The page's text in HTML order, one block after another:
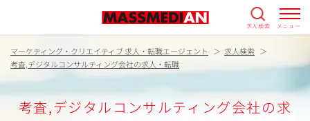
求人検索 メニュー
マーケティング・クリエイティブ 求人・転職エージェント
求人検索
考査,デジタルコンサルティング会社の求人・転職
考査,デジタルコンサルティング会社の求